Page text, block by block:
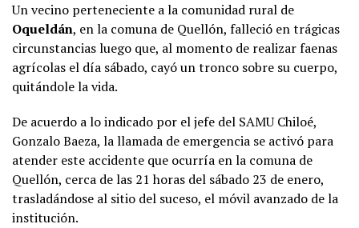
Un vecino perteneciente a la comunidad rural de
Oqueldán, en la comuna de Quellón, falleció en trágicas
circunstancias luego que, al momento de realizar faenas
agrícolas el día sábado, cayó un tronco sobre su cuerpo,
quitándole la vida.
De acuerdo a lo indicado por el jefe del SAMU Chiloé,
Gonzalo Baeza, la llamada de emergencia se activó para
atender este accidente que ocurría en la comuna de
Quellón, cerca de las 21 horas del sábado 23 de enero,
trasladándose al sitio del suceso, el móvil avanzado de la
institución.